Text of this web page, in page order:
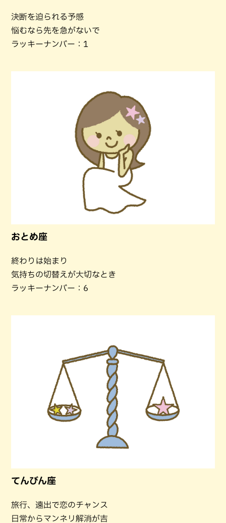
決断を迫られる予感
悩むなら先を急がないで
ラッキーナンバー：1
おとめ座
終わりは始まり
気持ちの切替えが大切なとき
ラッキーナンバー：6
てんびん座
旅行、遠出で恋のチャンス
日常からマンネリ解消が吉